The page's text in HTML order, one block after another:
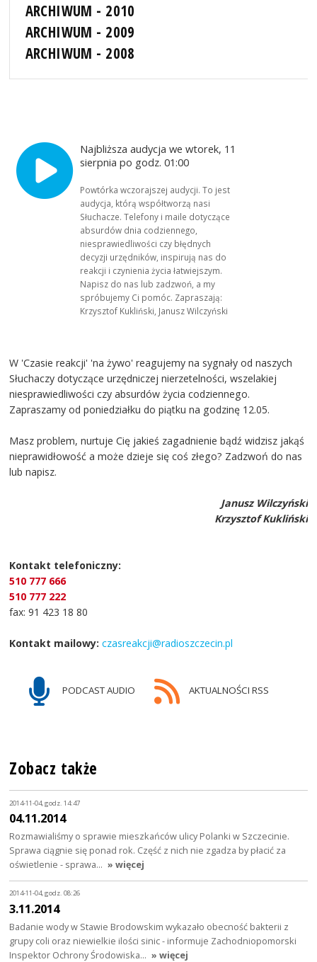
ARCHIWUM - 2010
ARCHIWUM - 2009
ARCHIWUM - 2008
Najbliższa audycja we wtorek, 11
sierpnia po godz. 01:00
Powtórka wczorajszej audycji. To jest
audycja, którą współtworzą nasi
Słuchacze. Telefony i maile dotyczące
absurdów dnia codziennego,
niesprawiedliwości czy błędnych
decyzji urzędników, inspirują nas do
reakcji i czynienia życia łatwiejszym.
Napisz do nas lub zadzwoń, a my
spróbujemy Ci pomóc. Zapraszają:
Krzysztof Kukliński, Janusz Wilczyński
W 'Czasie reakcji' 'na żywo' reagujemy na sygnały od naszych
Słuchaczy dotyczące urzędniczej nierzetelności, wszelakiej
niesprawiedliwości czy absurdów życia codziennego.
Zapraszamy od poniedziałku do piątku na godzinę 12.05.
Masz problem, nurtuje Cię jakieś zagadnienie bądź widzisz jakąś
nieprawidłowość a może dzieje się coś złego? Zadzwoń do nas
lub napisz.
Janusz Wilczyński
Krzysztof Kukliński
Kontakt telefoniczny:
510 777 666
510 777 222
fax: 91 423 18 80
Kontakt mailowy: czasreakcji@radioszczecin.pl
PODCAST AUDIO AKTUALNOŚCI RSS
Zobacz także
2014-11-04, godz. 14:47
04.11.2014
Rozmawialiśmy o sprawie mieszkańców ulicy Polanki w Szczecinie.
Sprawa ciągnie się ponad rok. Część z nich nie zgadza by płacić za
oświetlenie - sprawa… » więcej
2014-11-04, godz. 08:26
3.11.2014
Badanie wody w Stawie Brodowskim wykazało obecność bakterii z
grupy coli oraz niewielkie ilości sinic - informuje Zachodniopomorski
Inspektor Ochrony Środowiska… » więcej